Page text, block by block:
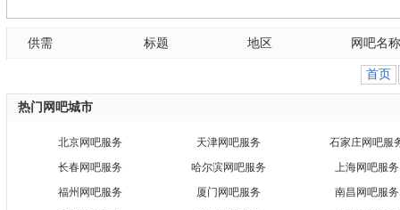
供需 标题 地区 网吧名称
首页
热门网吧城市
北京网吧服务 天津网吧服务
石家庄网吧服
长春网吧服务
哈尔滨网吧服务
上海网吧服务
福州网吧服务
厦门网吧服务
南昌网吧服务